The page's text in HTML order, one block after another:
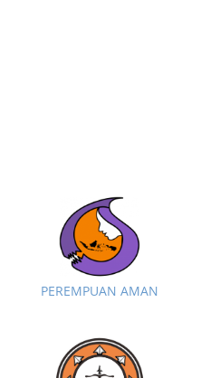
PEREMPUAN AMAN